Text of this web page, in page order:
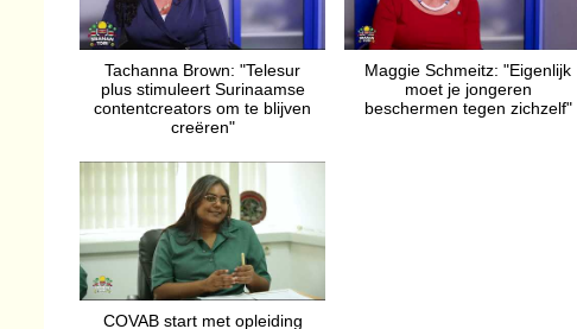
Tachanna Brown: "Telesur
plus stimuleert Surinaamse
contentcreators om te blijven
creëren"
Maggie Schmeitz: "Eigenlijk
moet je jongeren
beschermen tegen zichzelf"
COVAB start met opleiding